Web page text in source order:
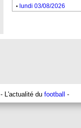
. lundi 03/08/2026
- L'actualité du football -